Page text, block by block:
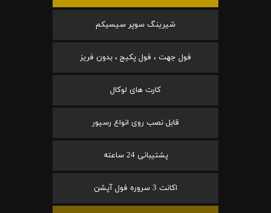
شیرینگ سوپر سیسیکم
فول جهت ، فول پکیج ، بدون فریز
کارت های لوکال
قابل نصب روی انواع رسیور
پشتیبانی 24 ساعته
اکانت 3 سروره فول آپشن